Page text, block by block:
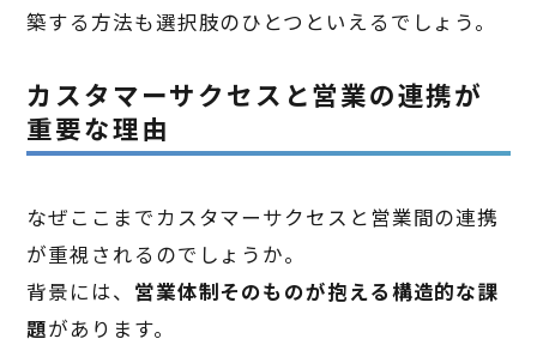
築する方法も選択肢のひとつといえるでしょう。
カスタマーサクセスと営業の連携が
重要な理由
なぜここまでカスタマーサクセスと営業間の連携
が重視されるのでしょうか。
背景には、 営業体制そのものが抱える構造的な課
題があります。